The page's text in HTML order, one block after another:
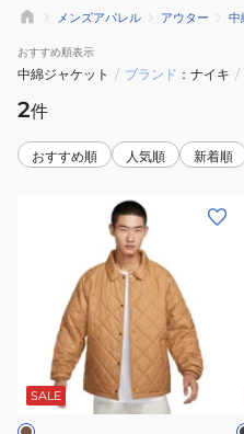
メンズアパレル アウター 中
おすすめ順表示
中綿ジャケット / ブランド ナイキ /
2件
おすすめ順 人気順 新着順
LTWT
QLT
SALE
ブ
ラ
ッ
ク